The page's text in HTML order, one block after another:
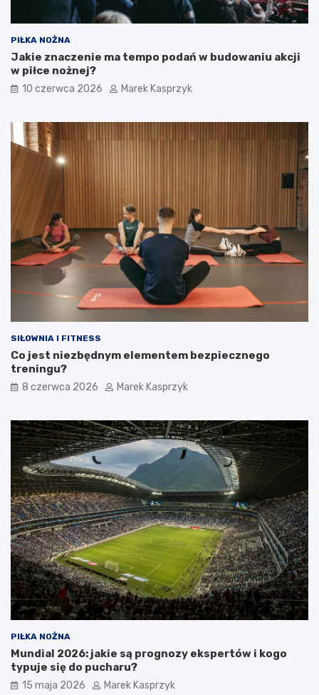
PIŁKA NOŻNA
Jakie znaczenie ma tempo podań w budowaniu akcji
w piłce nożnej?
10 czerwca 2026 Marek Kasprzyk
SIŁOWNIA I FITNESS
Co jest niezbędnym elementem bezpiecznego
treningu?
8 czerwca 2026 Marek Kasprzyk
PIŁKA NOŻNA
Mundial 2026: jakie są prognozy ekspertów i kogo
typuje się do pucharu?
15 maja 2026 Marek Kasprzyk